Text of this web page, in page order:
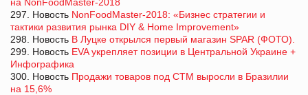
297. Новость NonFoodMaster-2018: «Бизнес стратегии и
тактики развития рынка DIY & Home Improvement»
298. Новость В Луцке открылся первый магазин SPAR (ФОТО).
299. Новость EVA укрепляет позиции в Центральной Украине +
Инфографика
300. Новость Продажи товаров под СТМ выросли в Бразилии
на 15,6%